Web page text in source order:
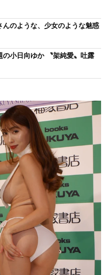
のような、少女のような魅惑
の小日向ゆか 〝架純愛〟吐露